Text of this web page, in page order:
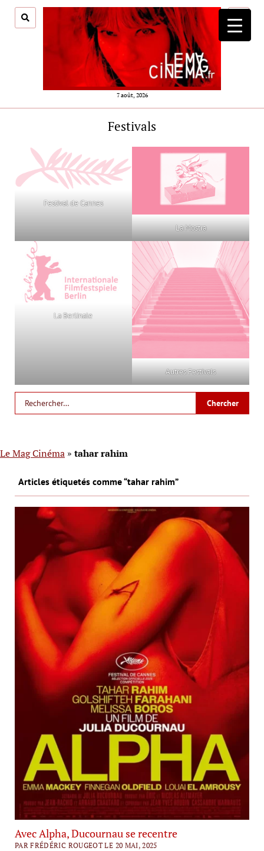
7 août, 2026
menu
Festivals
Festival de Cannes
La Mostra
La Berlinale
Autres Festivals
Le Mag Cinéma » tahar rahim
Articles étiquetés comme “tahar rahim”
Avec Alpha, Ducournau se recentre
PAR FRÉDÉRIC ROUGEOT LE 20 MAI, 2025